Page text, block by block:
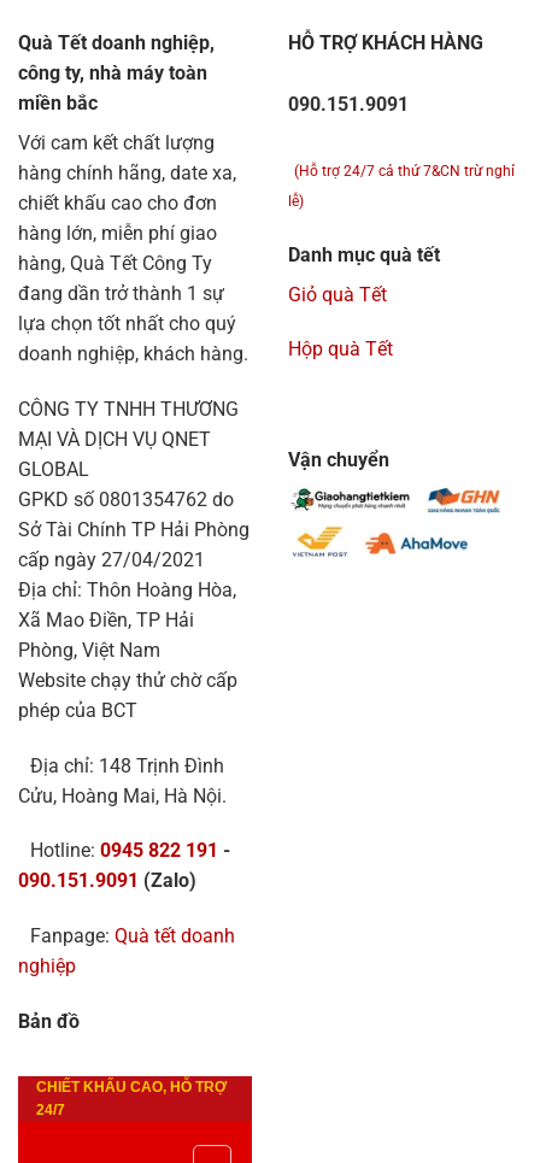
Quà Tết doanh nghiệp,
công ty, nhà máy toàn
miền bắc
Với cam kết chất lượng
hàng chính hãng, date xa,
chiết khấu cao cho đơn
hàng lớn, miễn phí giao
hàng, Quà Tết Công Ty
đang dần trở thành 1 sự
lựa chọn tốt nhất cho quý
doanh nghiệp, khách hàng.
CÔNG TY TNHH THƯƠNG
MẠI VÀ DỊCH VỤ QNET
GLOBAL
GPKD số 0801354762 do
Sở Tài Chính TP Hải Phòng
cấp ngày 27/04/2021
Địa chỉ: Thôn Hoàng Hòa,
Xã Mao Điền, TP Hải
Phòng, Việt Nam
Website chạy thử chờ cấp
phép của BCT
Địa chỉ: 148 Trịnh Đình
Cửu, Hoàng Mai, Hà Nội.
Hotline: 0945 822 191 -
090.151.9091 (Zalo)
Fanpage: Quà tết doanh
nghiệp
Bản đồ
HỖ TRỢ KHÁCH HÀNG
090.151.9091
(Hỗ trợ 24/7 cả thứ 7&CN trừ nghỉ
lễ)
Danh mục quà tết
Giỏ quà Tết
Hộp quà Tết
Vận chuyển